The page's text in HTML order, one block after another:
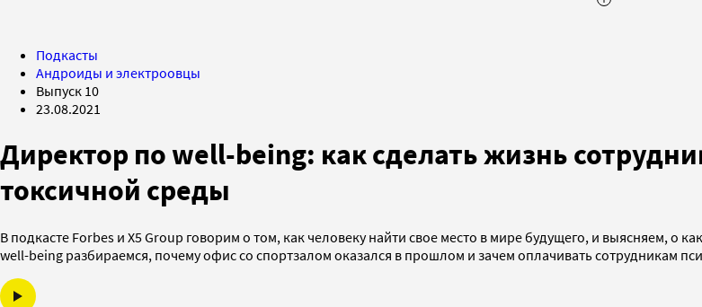
Подкасты
Андроиды и электроовцы
Выпуск 10
23.08.2021
Директор по well-being: как сделать жизнь
токсичной среды
В подкасте Forbes и X5 Group говорим о том, как человеку найти свое место в мире будущего, и выясняем, о
well-being разбираемся, почему офис со спортзалом оказался в прошлом и зачем оплачивать сотрудникам